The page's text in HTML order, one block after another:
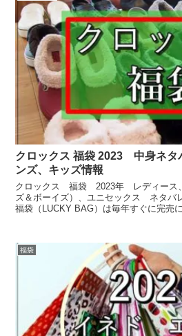
クロックス 福袋 2023 中身ネ
ンズ、キッズ情報
クロックス 福袋 2023年 レディース
ズ＆ボーイズ）、ユニセックス ネタバ
福袋（LUCKY BAG）は毎年すぐに完売
福袋